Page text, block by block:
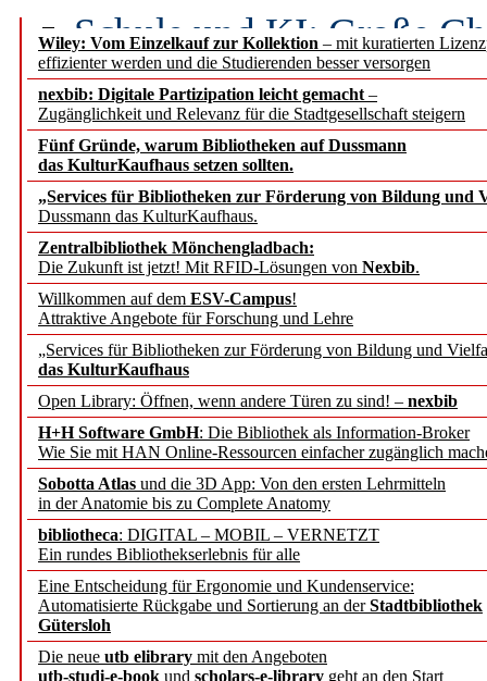
Wiley: Vom Einzelkauf zur Kollektion – mit kuratierten
effizienter werden und die Studierenden besser versorgen
nexbib: Digitale Partizipation leicht gemacht –
Zugänglichkeit und Relevanz für die Stadtgesellschaft steigern
Fünf Gründe, warum Bibliotheken auf Dussmann
das KulturKaufhaus setzen sollten.
„Services für Bibliotheken zur Förderung von Bildung und
Dussmann das KulturKaufhaus.
Zentralbibliothek Mönchengladbach:
Die Zukunft ist jetzt! Mit RFID-Lösungen von Nexbib.
Willkommen auf dem ESV-Campus!
Attraktive Angebote für Forschung und Lehre
„Services für Bibliotheken zur Förderung von Bildung und
das KulturKaufhaus
Open Library: Öffnen, wenn andere Türen zu sind! – nexbib
H+H Software GmbH: Die Bibliothek als Information-Broker
Wie Sie mit HAN Online-Ressourcen einfacher zugänglich
Sobotta Atlas und die 3D App: Von den ersten Lehrmitteln
in der Anatomie bis zu Complete Anatomy
bibliotheca: DIGITAL – MOBIL – VERNETZT
Ein rundes Bibliothekserlebnis für alle
Eine Entscheidung für Ergonomie und Kundenservice:
Automatisierte Rückgabe und Sortierung an derStadtbibliothek
Gütersloh
Die neue utb elibrary mit den Angeboten
utb-studi-e-book und scholars-e-library geht an den Start
Schule und KI: Große
Voraussetzungen
Erfolgreiches erstes
Segment Research –
angepasst
konstruktiv!
Mohr Siebeck
und die Zeitschrift für
Francke Attempto
EBSCO Information
Recherchefunktionen in
Sorbisches Institut neu
Geschichte und